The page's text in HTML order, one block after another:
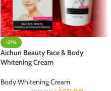
-21%
Aichun Beauty Face & Body
Whitening Cream
Body Whitening Cream